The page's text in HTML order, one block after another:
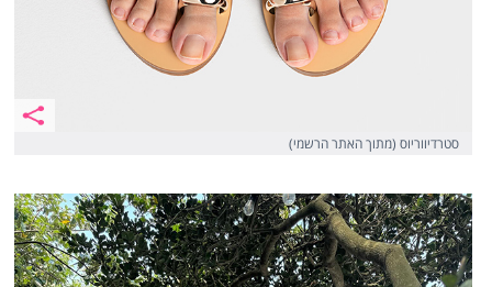
סטרדיווריוס (מתוך האתר הרשמי)